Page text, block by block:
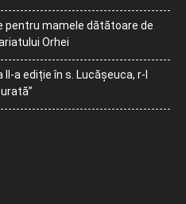
pentru mamele dătătoare de
Orhei
a ediție în s. Lucășeuca, r-l